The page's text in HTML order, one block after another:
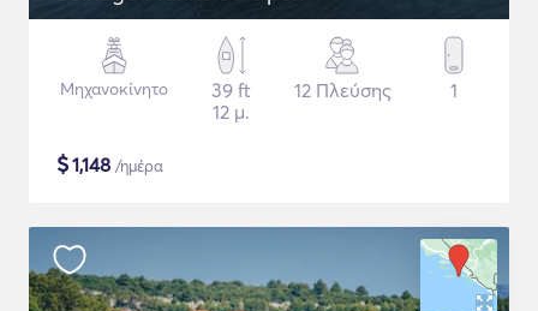
Μηχανοκίνητο
39 ft
12 μ.
12 Πλεύσης 1
$1,148 /ημέρα